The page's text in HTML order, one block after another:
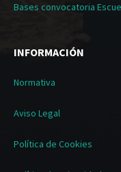
Bases convocatoria
INFORMACIÓN
Normativa
Aviso Legal
Política de Cookies